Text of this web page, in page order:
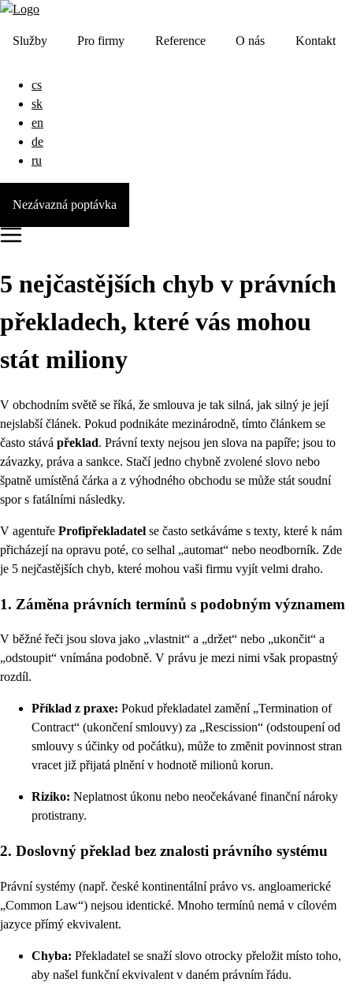
Služby Pro firmy Reference O nás Kontakt
cs
sk
en
de
ru
Nezávazná poptávka
5 nejčastějších chyb v právních
překladech, které vás mohou
stát miliony
V obchodním světě se říká, že smlouva je tak silná, jak silný je její
nejslabší článek. Pokud podnikáte mezinárodně, tímto článkem se
často stává překlad. Právní texty nejsou jen slova na papíře; jsou to
závazky, práva a sankce. Stačí jedno chybně zvolené slovo nebo
špatně umístěná čárka a z výhodného obchodu se může stát soudní
spor s fatálními následky.
V agentuře Profipřekladatel se často setkáváme s texty, které k nám
přicházejí na opravu poté, co selhal „automat“ nebo neodborník. Zde
je 5 nejčastějších chyb, které mohou vaši firmu vyjít velmi draho.
1. Záměna právních termínů s podobným významem
V běžné řeči jsou slova jako „vlastnit“ a „držet“ nebo „ukončit“ a
„odstoupit“ vnímána podobně. V právu je mezi nimi však propastný
rozdíl.
Příklad z praxe: Pokud překladatel zamění „Termination of
Contract“ (ukončení smlouvy) za „Rescission“ (odstoupení od
smlouvy s účinky od počátku), může to změnit povinnost stran
vracet již přijatá plnění v hodnotě milionů korun.
Riziko: Neplatnost úkonu nebo neočekávané finanční nároky
protistrany.
2. Doslovný překlad bez znalosti právního systému
Právní systémy (např. české kontinentální právo vs. angloamerické
„Common Law“) nejsou identické. Mnoho termínů nemá v cílovém
jazyce přímý ekvivalent.
Chyba: Překladatel se snaží slovo otrocky přeložit místo toho,
aby našel funkční ekvivalent v daném právním řádu.